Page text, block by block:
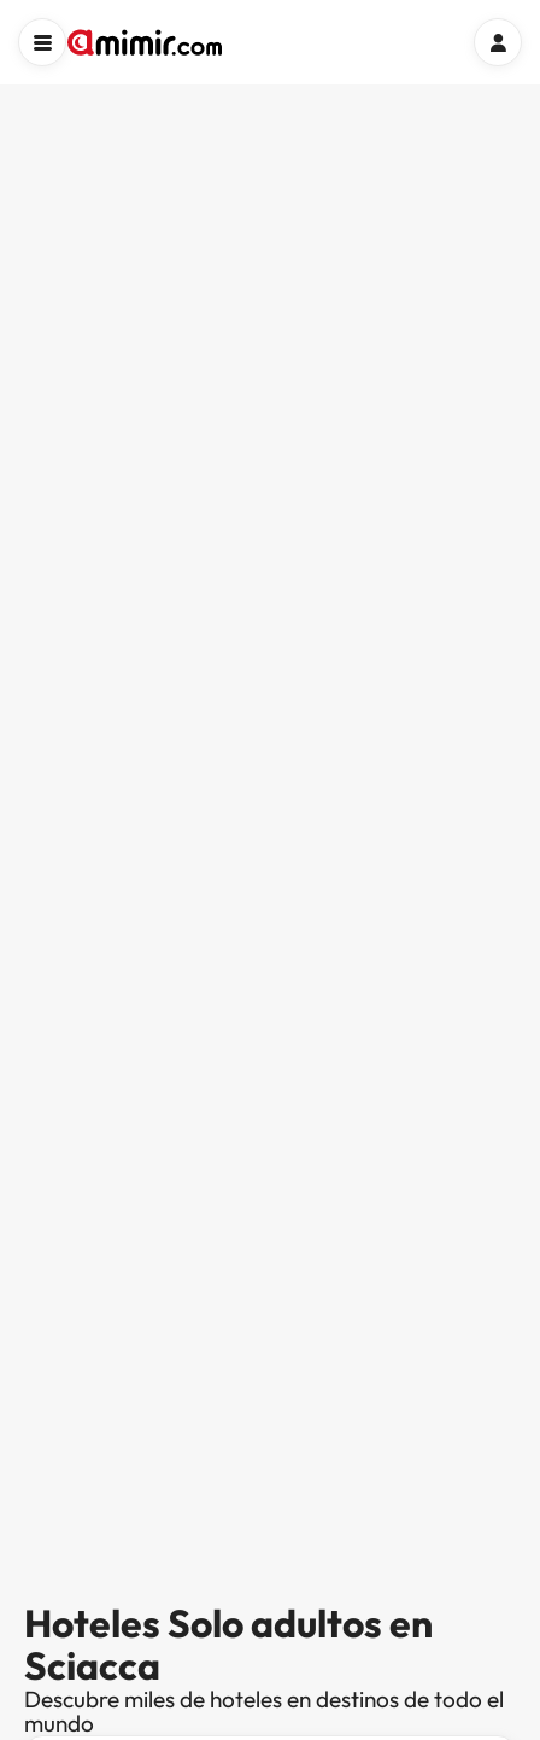
Hoteles Solo adultos en
Sciacca
Descubre miles de hoteles en destinos de todo el
mundo